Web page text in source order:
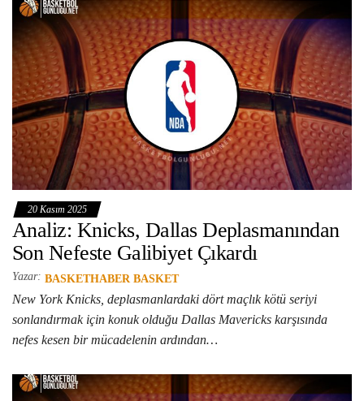
20 Kasım 2025
Analiz: Knicks, Dallas Deplasmanından
Son Nefeste Galibiyet Çıkardı
Yazar: BASKETHABER BASKET
New York Knicks, deplasmanlardaki dört maçlık kötü seriyi
sonlandırmak için konuk olduğu Dallas Mavericks karşısında
nefes kesen bir mücadelenin ardından…